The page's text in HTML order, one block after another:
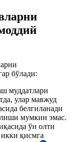
бўлади:
муддатлари
улар мавжуд
белгиланади
мумкин эмас.
ўн олти
қисмга